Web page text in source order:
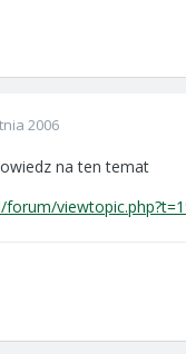
2006
na ten temat